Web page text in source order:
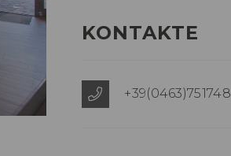
KONTAKTE
+39(0463)751748